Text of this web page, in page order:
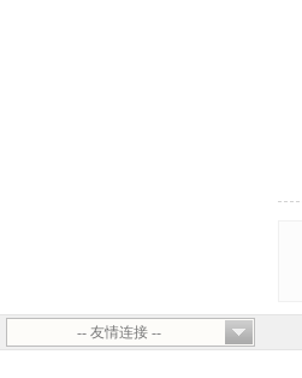
-- 友情连接 --